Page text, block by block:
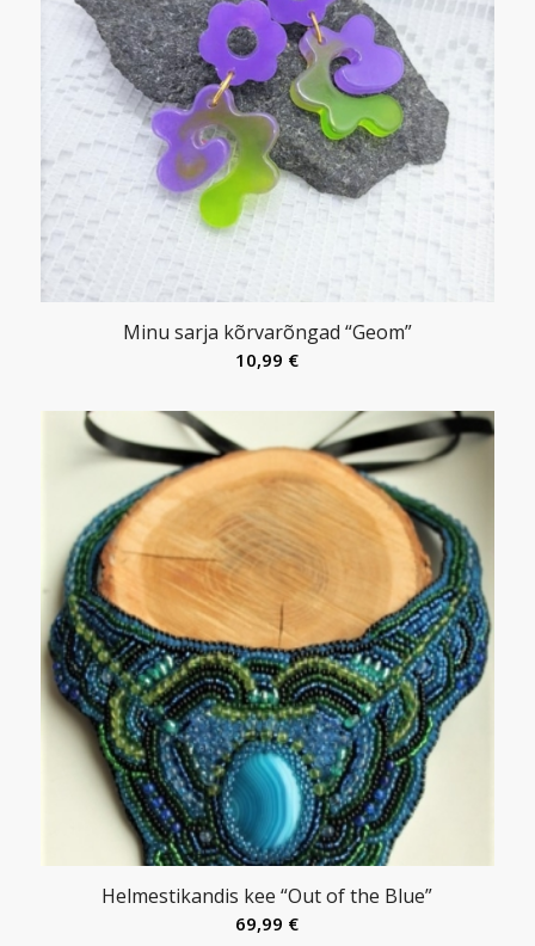
Minu sarja kõrvarõngad “Geom”
10,99 €
Helmestikandis kee “Out of the Blue”
69,99 €